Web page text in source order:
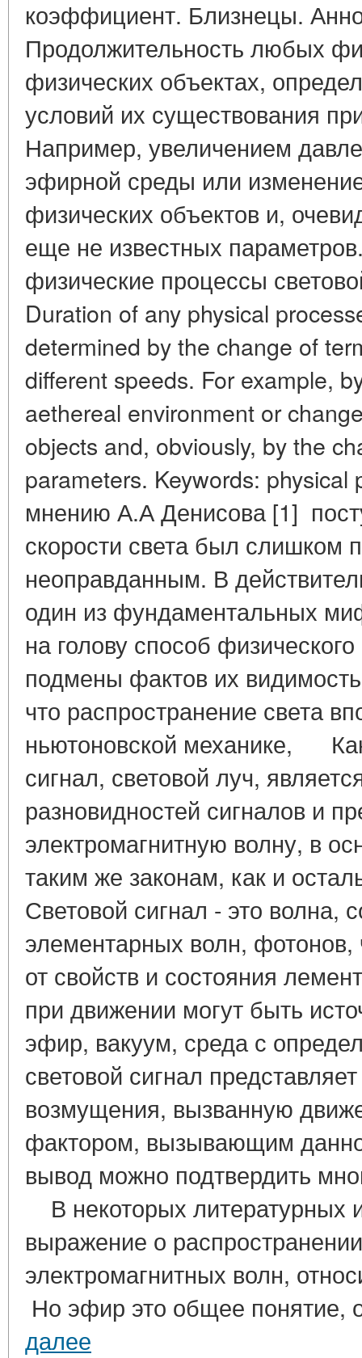
коэффициент. Близнецы.
Продолжительность любых
физических объектах,
условий их существования
Например, увеличением
эфирной среды или
физических объектов и,
еще не известных
физические процессы
Duration of any physical
determined by the change of
different speeds. For example,
aethereal environment or
objects and, obviously, by the
parameters. Keywords:
мнению А.А Денисова [1]
скорости света был слишком
неоправданным. В
один из фундаментальных
на голову способ
подмены фактов их
что распространение света
ньютоновской механике,
сигнал, световой луч,
разновидностей сигналов и
электромагнитную волну, в
таким же законам, как и
Световой сигнал - это волна,
элементарных волн, фотонов,
от свойств и состояния
при движении могут быть
эфир, вакуум, среда с
световой сигнал
возмущения, вызванную
фактором, вызывающим
вывод можно подтвердить
В некоторых литературных
выражение о
электромагнитных волн,
Но эфир это общее
далее